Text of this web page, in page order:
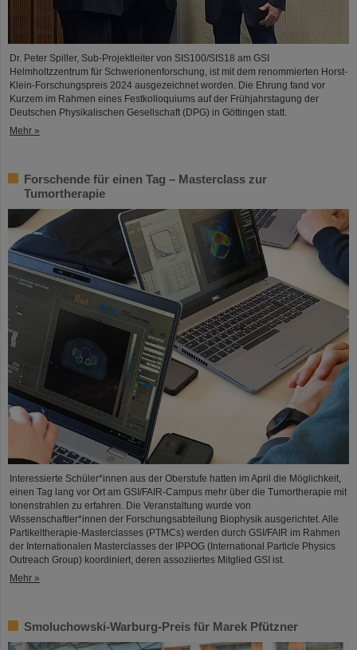
Dr. Peter Spiller, Sub-Projektleiter von SIS100/SIS18 am GSI
Helmholtzzentrum für Schwerionenforschung, ist mit dem renommierten Horst-
Klein-Forschungspreis 2024 ausgezeichnet worden. Die Ehrung fand vor
Kurzem im Rahmen eines Festkolloquiums auf der Frühjahrstagung der
Deutschen Physikalischen Gesellschaft (DPG) in Göttingen statt.
Mehr »
Forschende für einen Tag – Masterclass zur
Tumortherapie
Interessierte Schüler*innen aus der Oberstufe hatten im April die Möglichkeit,
einen Tag lang vor Ort am GSI/FAIR-Campus mehr über die Tumortherapie mit
Ionenstrahlen zu erfahren. Die Veranstaltung wurde von
Wissenschaftler*innen der Forschungsabteilung Biophysik ausgerichtet. Alle
Partikeltherapie-Masterclasses (PTMCs) werden durch GSI/FAIR im Rahmen
der Internationalen Masterclasses der IPPOG (International Particle Physics
Outreach Group) koordiniert, deren assoziiertes Mitglied GSI ist.
Mehr »
Smoluchowski-Warburg-Preis für Marek Pfützner